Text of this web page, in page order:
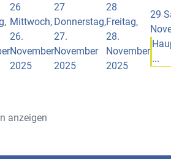
26
Mittwoch,
26.
November
2025
27
Donnerstag,
27.
November
2025
28
Freitag,
28.
November
2025
29
...
anzeigen